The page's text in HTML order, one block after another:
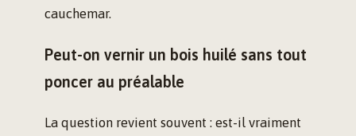
cauchemar.
Peut-on vernir un bois huilé sans tout
poncer au préalable
La question revient souvent : est-il vraiment